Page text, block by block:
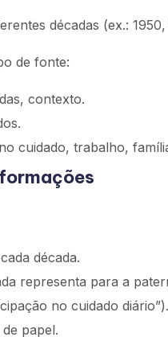
décadas (ex.:
de fonte:
contexto.
cuidado, trabalho,
década.
representa para a
no cuidado diário”).
papel.